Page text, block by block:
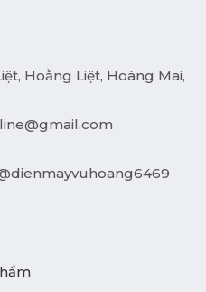
Hoằng Liệt, Hoàng Mai,